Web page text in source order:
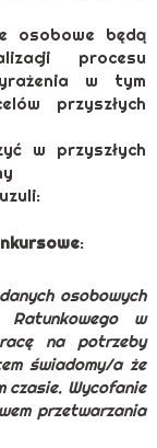
osobowe będą
procesu
w tym
przyszłych
w przyszłych
:
osobowych
Ratunkowego w
na potrzeby
świadomy/a że
czasie. Wycofanie
przetwarzania